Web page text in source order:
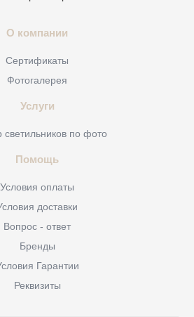
О компании
Сертификаты
Фотогалерея
Услуги
светильников по фото
Помощь
Условия оплаты
доставки
Вопрос - ответ
Бренды
Гарантии
Реквизиты